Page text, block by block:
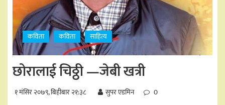
कविता कविता साहित्य
छोरालाई चिठ्ठी —जेबी खत्री
१ मंसिर २०७९, बिहीबार २१:३८ सुपर एडमिन 0